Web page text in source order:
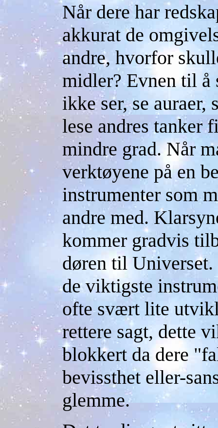
Når dere har
akkurat de
andre, hvorfor
midler? Evnen til å
ikke ser, se
lese andres tanker
mindre grad. Når
verktøyene på en
instrumenter som
andre med.
kommer gradvis
døren til
de viktigste
ofte svært lite
rettere sagt, dette
blokkert da dere
bevissthet eller-
glemme.